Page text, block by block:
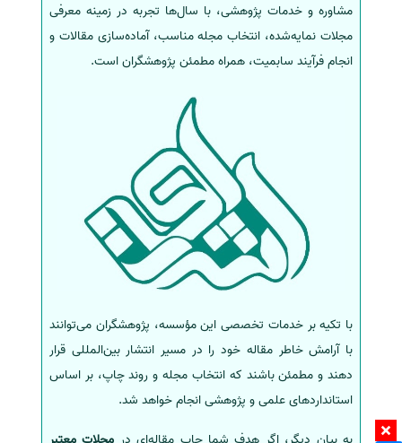
مشاوره و خدمات پژوهشی، با سال‌ها تجربه در زمینه معرفی
مجلات نمایه‌شده، انتخاب مجله مناسب، آماده‌سازی مقالات و
انجام فرآیند سابمیت، همراه مطمئن پژوهشگران است.
با تکیه بر خدمات تخصصی این مؤسسه، پژوهشگران می‌توانند
با آرامش خاطر مقاله خود را در مسیر انتشار بین‌المللی قرار
دهند و مطمئن باشند که انتخاب مجله و روند چاپ، بر اساس
استانداردهای علمی و پژوهشی انجام خواهد شد.